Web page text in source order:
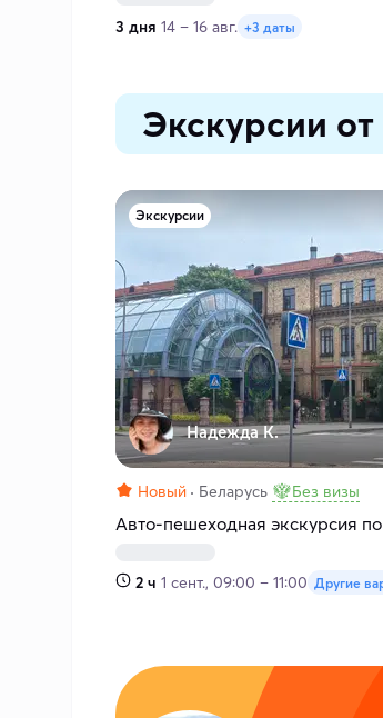
3 дня 14 – 16 авг. +3 даты
Экскурсии
Экскурсии
Надежда К.
Новый Беларусь Без визы
Авто-пешеходная экскурсия
2 ч 1 сент., 09:00 – 11:00 Другие